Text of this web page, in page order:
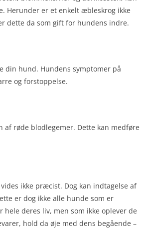
er et enkelt æbleskrog ikke
dette da som gift for hundens indre.
din hund. Hundens symptomer på
og forstoppelse.
røde blodlegemer. Dette kan medføre
ikke præcist. Dog kan indtagelse af
er dog ikke alle hunde som er
deres liv, men som ikke oplever de
hold da øje med dens begående –